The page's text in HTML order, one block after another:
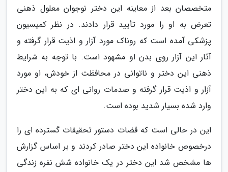
متخصصان بعد از معاینه این دختر نوجوان معلول ذهنی
تعرض به او را مورد تأیید قرار دادند. در نظر کمیسیون
پزشکی آمده است که روناک مورد آزار و اذیت قرار گرفته و
آثار این آزار روی بدن او مشهود است. با توجه به شرایط
ذهنی این دختر و ناتوانی در محافظت از خودش، او مورد
آزار و اذیت قرار گرفته و صدمات روانی ای که به این دختر
وارد شده بسیار شدید بوده است.
این در حالی است که قضات دستور تحقیقات گسترده ای را
درخصوص خانواده این دختر صادر کردند و بر اساس گزارش
ها مشخص شد این دختر در یک خانواده شش نفره زندگی